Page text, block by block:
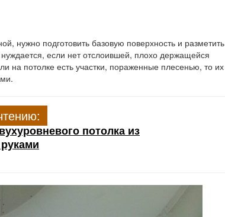
нужно подготовить базовую поверхность и разметить
если нет отслоившей, плохо держащейся
на потолке есть участки, пораженные плесенью, то их
потолка из